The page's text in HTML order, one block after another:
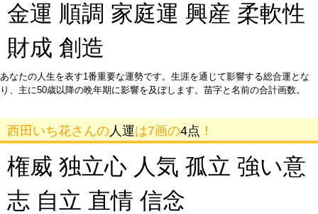
金運 順調 家庭運 興産 柔軟性
財成 創造
あなたの人生を表す1番重要な運勢です。生涯を通じて影響する総合運とな
り、主に50歳以降の晩年期に影響を及ぼします。苗字と名前の合計画数。
西田いち花さんの 人運は7画の4点 ！
権威 独立心 人気 孤立 強い意
志 自立 直情 信念